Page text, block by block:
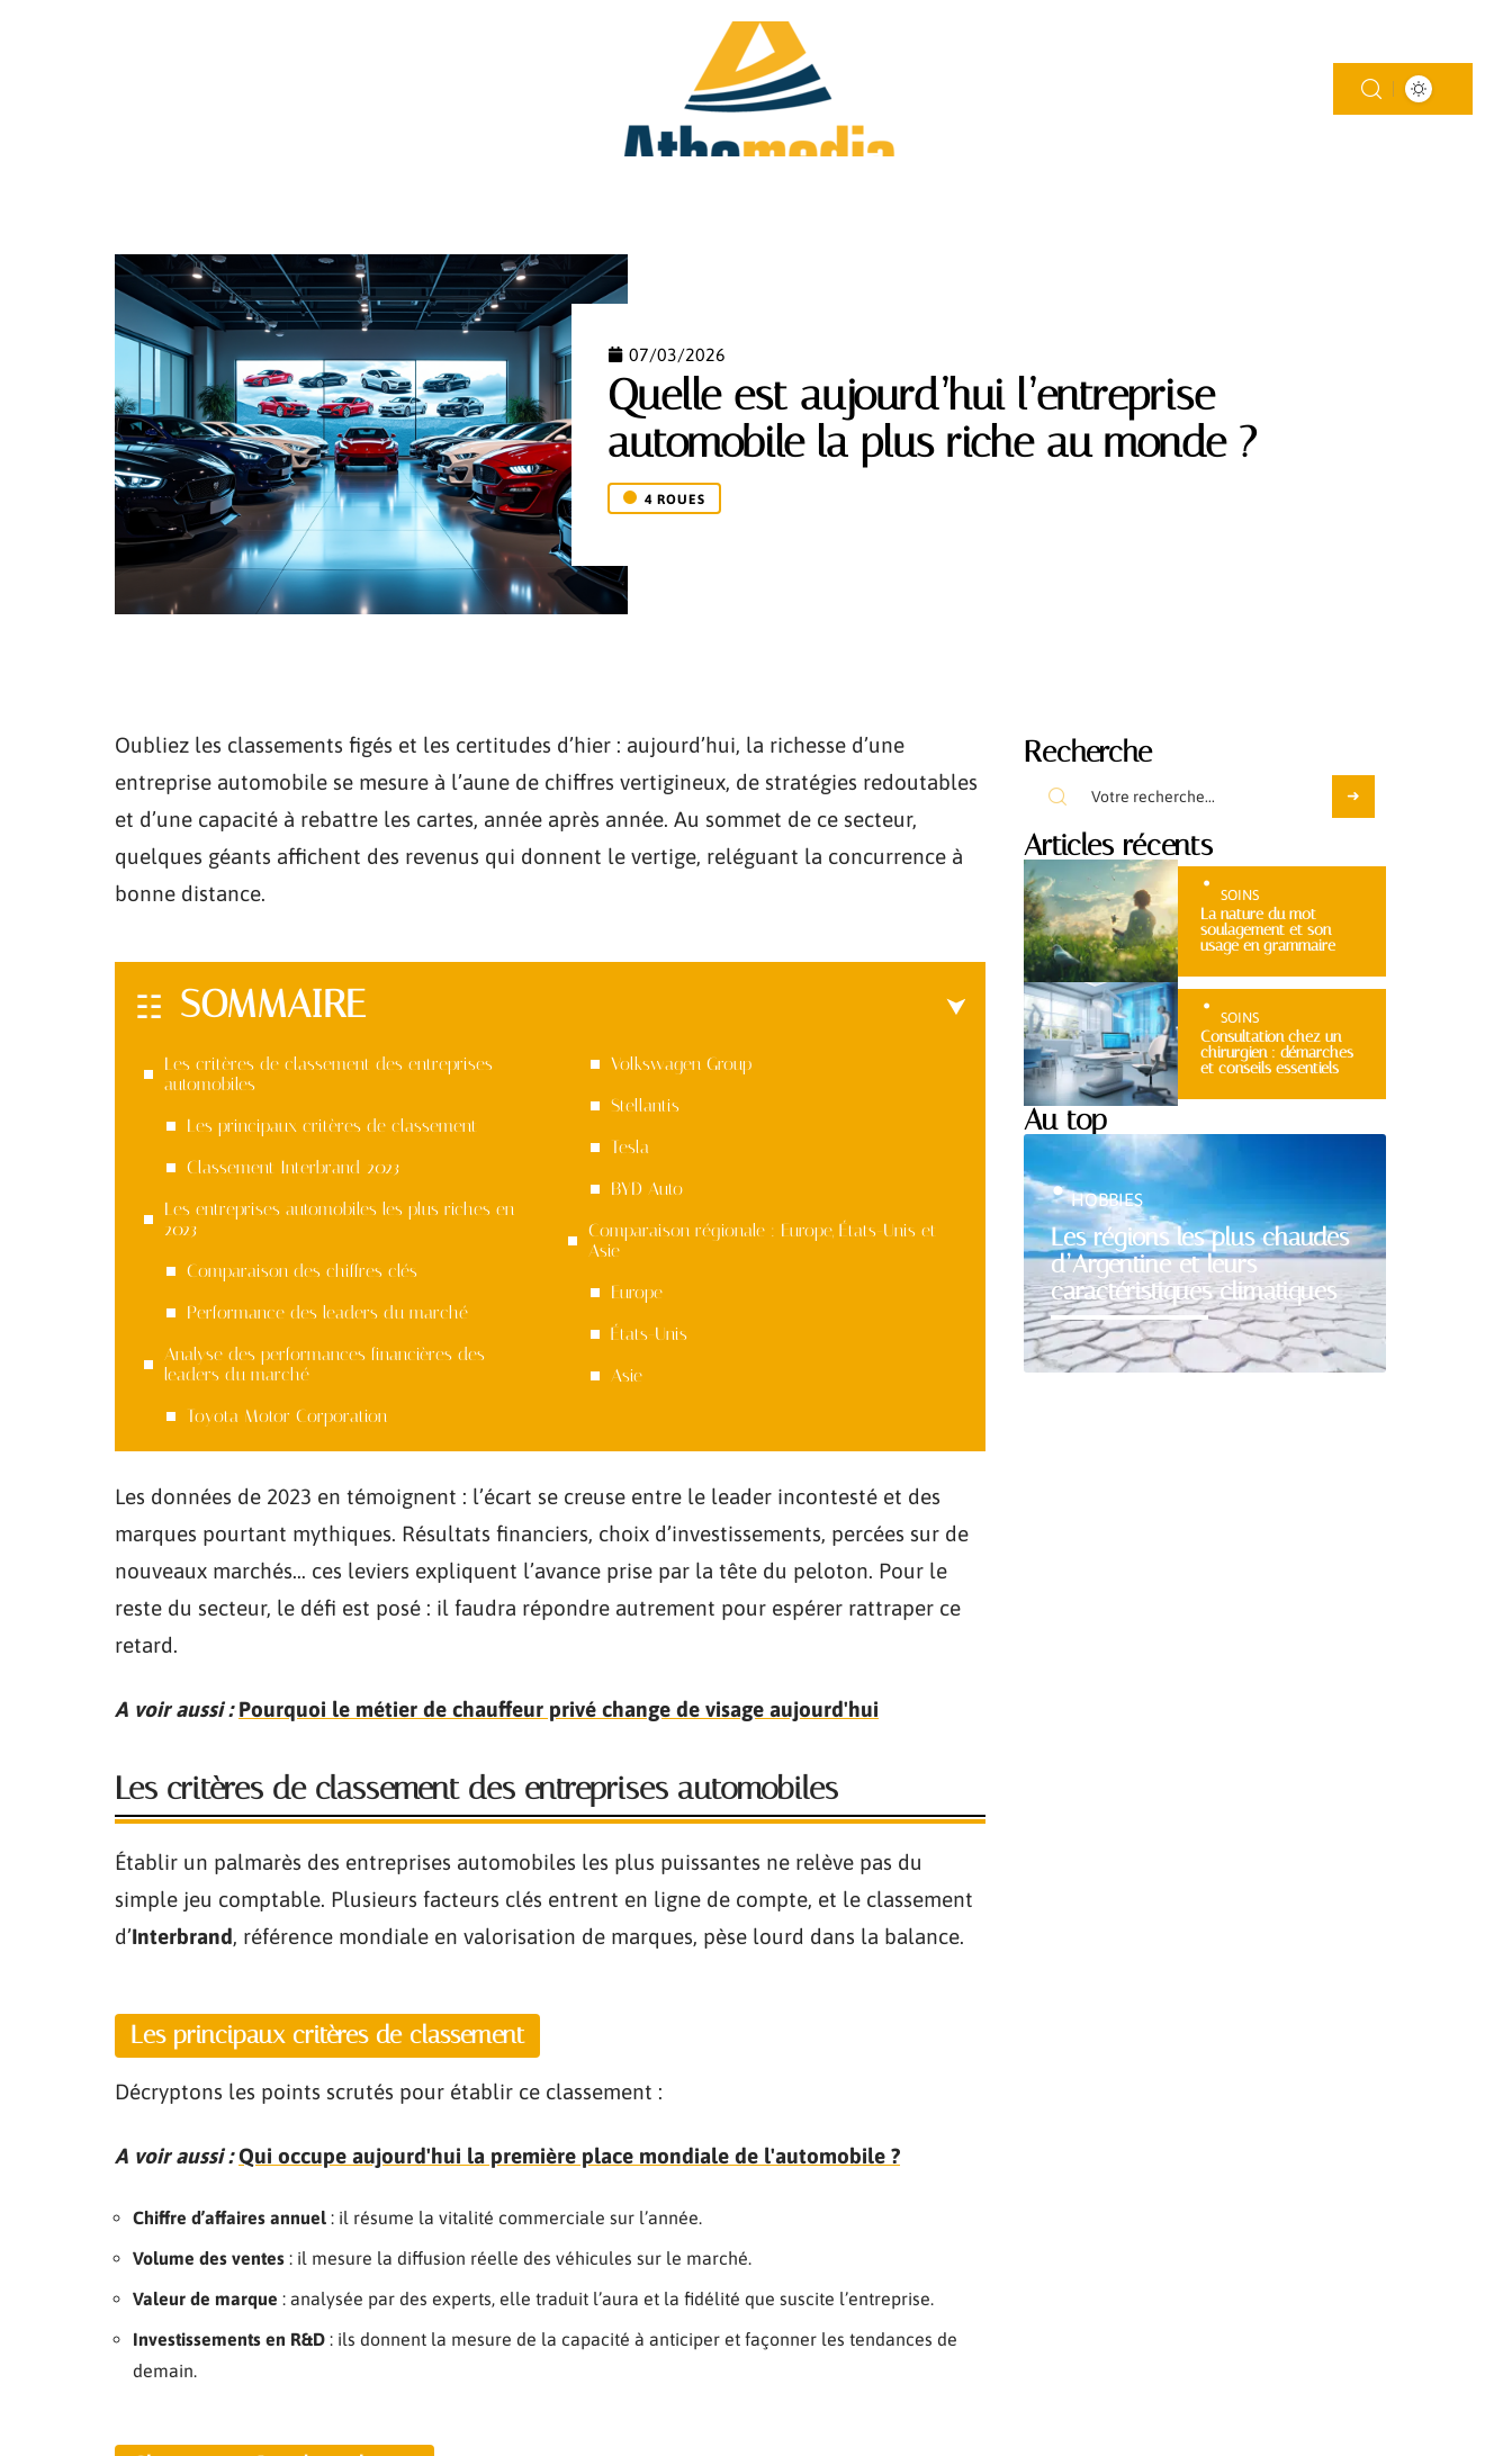
07/03/2026
Quelle est aujourd’hui l’entreprise
automobile la plus riche au monde ?
4 ROUES
Oubliez les classements figés et les certitudes d’hier : aujourd’hui, la richesse d’une
entreprise automobile se mesure à l’aune de chiffres vertigineux, de stratégies redoutables
et d’une capacité à rebattre les cartes, année après année. Au sommet de ce secteur,
quelques géants affichent des revenus qui donnent le vertige, reléguant la concurrence à
bonne distance.
SOMMAIRE
Les critères de classement des entreprises
automobiles
Les principaux critères de classement
Classement Interbrand 2023
Les entreprises automobiles les plus riches en
2023
Comparaison des chiffres clés
Performance des leaders du marché
Analyse des performances financières des
leaders du marché
Toyota Motor Corporation
Volkswagen Group
Stellantis
Tesla
BYD Auto
Comparaison régionale : Europe, États-Unis et
Asie
Europe
États-Unis
Asie
Les données de 2023 en témoignent : l’écart se creuse entre le leader incontesté et des
marques pourtant mythiques. Résultats financiers, choix d’investissements, percées sur de
nouveaux marchés… ces leviers expliquent l’avance prise par la tête du peloton. Pour le
reste du secteur, le défi est posé : il faudra répondre autrement pour espérer rattraper ce
retard.
A voir aussi : Pourquoi le métier de chauffeur privé change de visage aujourd'hui
Les critères de classement des entreprises automobiles
Établir un palmarès des entreprises automobiles les plus puissantes ne relève pas du
simple jeu comptable. Plusieurs facteurs clés entrent en ligne de compte, et le classement
d’Interbrand, référence mondiale en valorisation de marques, pèse lourd dans la balance.
Les principaux critères de classement
Décryptons les points scrutés pour établir ce classement :
A voir aussi : Qui occupe aujourd'hui la première place mondiale de l'automobile ?
Chiffre d’affaires annuel : il résume la vitalité commerciale sur l’année.
Volume des ventes : il mesure la diffusion réelle des véhicules sur le marché.
Valeur de marque : analysée par des experts, elle traduit l’aura et la fidélité que suscite l’entreprise.
Investissements en R&D : ils donnent la mesure de la capacité à anticiper et façonner les tendances de
demain.
Recherche
Articles récents
SOINS
La nature du mot
soulagement et son
usage en grammaire
SOINS
Consultation chez un
chirurgien : démarches
et conseils essentiels
Au top
Les régions les plus chaudes
d’Argentine et leurs
caractéristiques climatiques
HOBBIES